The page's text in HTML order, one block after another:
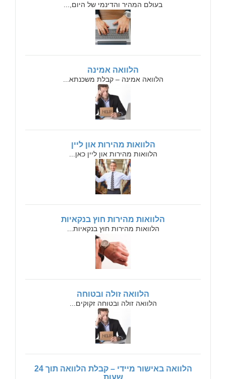
בעולם המהיר והדינמי של היום,...
הלוואה אמינה
הלוואה אמינה – קבלת משכנתא...
הלוואות מהירות און ליין
הלוואות מהירות און ליין כאן...
הלוואות מהירות חוץ בנקאיות
הלוואות מהירות חוץ בנקאיות...
הלוואה זולה ובטוחה
הלוואה זולה ובטוחה זקוקים...
הלוואה באישור מיידי – קבלת הלוואה תוך 24
שעות